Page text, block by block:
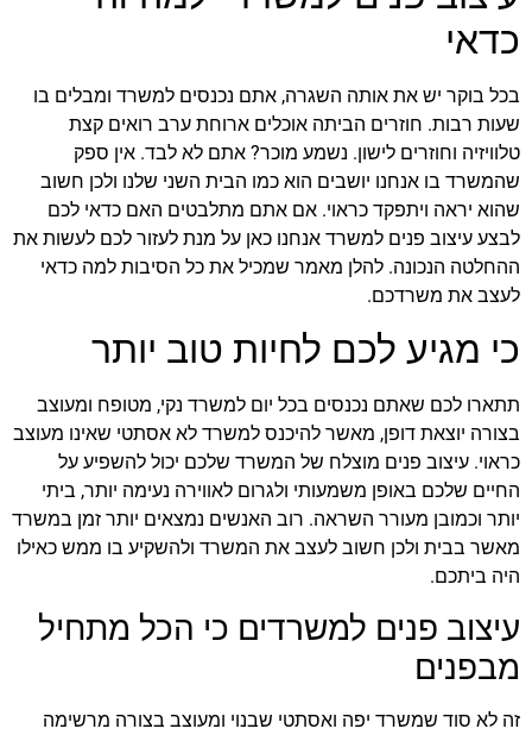
כדאי
בכל בוקר יש את אותה השגרה, אתם נכנסים למשרד ומבלים בו
שעות רבות. חוזרים הביתה אוכלים ארוחת ערב רואים קצת
טלוויזיה וחוזרים לישון. נשמע מוכר? אתם לא לבד. אין ספק
שהמשרד בו אנחנו יושבים הוא כמו הבית השני שלנו ולכן חשוב
שהוא יראה ויתפקד כראוי. אם אתם מתלבטים האם כדאי לכם
לבצע עיצוב פנים למשרד אנחנו כאן על מנת לעזור לכם לעשות את
ההחלטה הנכונה. להלן מאמר שמכיל את כל הסיבות למה כדאי
לעצב את משרדכם.
כי מגיע לכם לחיות טוב יותר
תתארו לכם שאתם נכנסים בכל יום למשרד נקי, מטופח ומעוצב
בצורה יוצאת דופן, מאשר להיכנס למשרד לא אסתטי שאינו מעוצב
כראוי. עיצוב פנים מוצלח של המשרד שלכם יכול להשפיע על
החיים שלכם באופן משמעותי ולגרום לאווירה נעימה יותר, ביתי
יותר וכמובן מעורר השראה. רוב האנשים נמצאים יותר זמן במשרד
מאשר בבית ולכן חשוב לעצב את המשרד ולהשקיע בו ממש כאילו
היה ביתכם.
עיצוב פנים למשרדים כי הכל מתחיל
מבפנים
זה לא סוד שמשרד יפה ואסתטי שבנוי ומעוצב בצורה מרשימה